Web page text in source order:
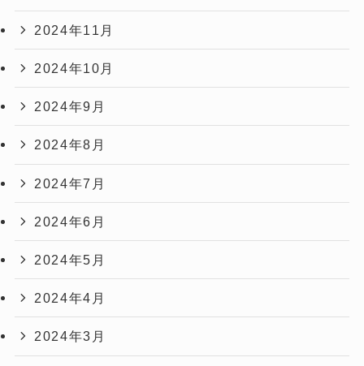
2024年11月
2024年10月
2024年9月
2024年8月
2024年7月
2024年6月
2024年5月
2024年4月
2024年3月